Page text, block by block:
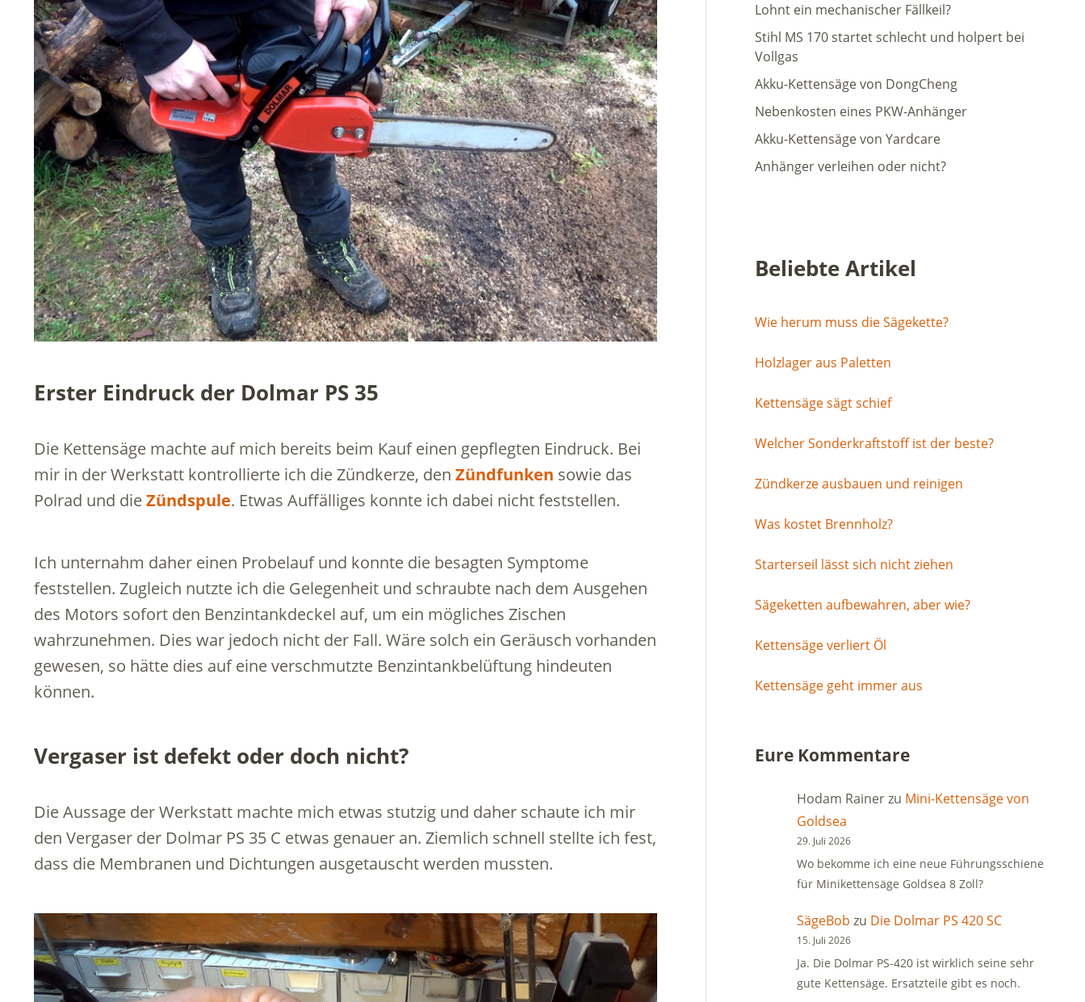
Erster Eindruck der Dolmar PS 35
Die Kettensäge machte auf mich bereits beim Kauf einen gepflegten Eindruck. Bei
mir in der Werkstatt kontrollierte ich die Zündkerze, den Zündfunken sowie das
Polrad und dieZündspule. Etwas Auffälliges konnte ich dabei nicht feststellen.
Ich unternahm daher einen Probelauf und konnte die besagten Symptome
feststellen. Zugleich nutzte ich die Gelegenheit und schraubte nach dem Ausgehen
des Motors sofort den Benzintankdeckel auf, um ein mögliches Zischen
wahrzunehmen. Dies war jedoch nicht der Fall. Wäre solch ein Geräusch vorhanden
gewesen, so hätte dies auf eine verschmutzte Benzintankbelüftung hindeuten
können.
Vergaser ist defekt oder doch nicht?
Die Aussage der Werkstatt machte mich etwas stutzig und daher schaute ich mir
den Vergaser der Dolmar PS 35 C etwas genauer an. Ziemlich schnell stellte ich fest,
dass die Membranen und Dichtungen ausgetauscht werden mussten.
Lohnt ein mechanischer Fällkeil?
Stihl MS 170 startet schlecht und holpert bei
Vollgas
Akku-Kettensäge von DongCheng
Nebenkosten eines PKW-Anhänger
Akku-Kettensäge von Yardcare
Anhänger verleihen oder nicht?
Beliebte Artikel
Wie herum muss die Sägekette?
Holzlager aus Paletten
Kettensäge sägt schief
Welcher Sonderkraftstoff ist der beste?
Zündkerze ausbauen und reinigen
Was kostet Brennholz?
Starterseil lässt sich nicht ziehen
Sägeketten aufbewahren, aber wie?
Kettensäge verliert Öl
Kettensäge geht immer aus
Eure Kommentare
Hodam Rainerzu Mini-Kettensäge von
Goldsea
29. Juli 2026
Wo bekomme ich eine neue Führungsschiene
für Minikettensäge Goldsea 8 Zoll?
SägeBob zu Die Dolmar PS 420 SC
15. Juli 2026
Ja. Die Dolmar PS-420 ist wirklich seine sehr
gute Kettensäge. Ersatzteile gibt es noch.